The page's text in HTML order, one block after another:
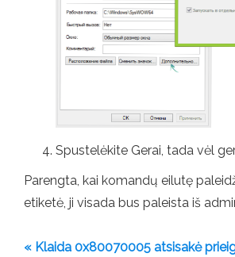
Spustelėkite Gerai, tada vėl
Parengta, kai komandų eilutę
etiketė, ji visada bus paleista iš
« Klaida 0x80070005 atsisakė